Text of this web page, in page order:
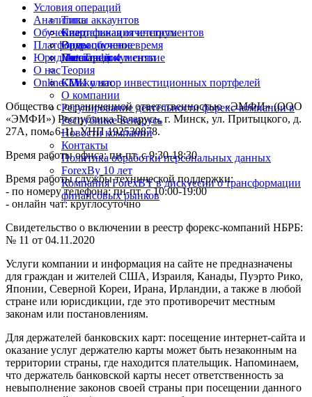
Условия операций
Типы аккаунтов
Спецификация инструментов
Операционное время
Пополнение и снятие
Аналитика
Квартальная отчетность
Обучение
Видеообучение
Глоссарий
Теория
Калькулятор инвестиционных портфелей
Платформы
MetaTrader 4
Юридические документы
О нас
СМИ о нас
О компании
Регулирование деятельности форекс-компании в
Республике Беларусь
Новости компании
Контакты
Политика обработки персональных данных
ForexBy 10 лет
Компания ForexBY в дискуссии о трансформации
финансовых рынков
Online-TV
Общество с ограниченной ответственностью «ЭМФИ» (ООО
«ЭМФИ») Республика Беларусь, г. Минск, ул. Притыцкого, д.
27А, пом. 6-11. УНП 192530878.
Время работы офиса: пн-пт. с 9:30-18:30
Время работы службы технической поддержки:
- по номеру телефона: пн-пт. с 10:00-19:00
- онлайн чат: круглосуточно
Свидетельство о включении в реестр форекс-компаний НБРБ:
№ 11 от 04.11.2020
Услуги компании и информация на сайте не предназначены
для граждан и жителей США, Израиля, Канады, Пуэрто Рико,
Японии, Северной Кореи, Ирана, Ирландии, а также в любой
стране или юрисдикции, где это противоречит местным
законам или постановлениям.
Для держателей банковских карт: посещение интернет-сайта и
оказание услуг держателю карты может быть незаконным на
территории страны, где находится плательщик. Напоминаем,
что держатель банковской карты несет ответственность за
невыполнение законов своей страны при посещении данного